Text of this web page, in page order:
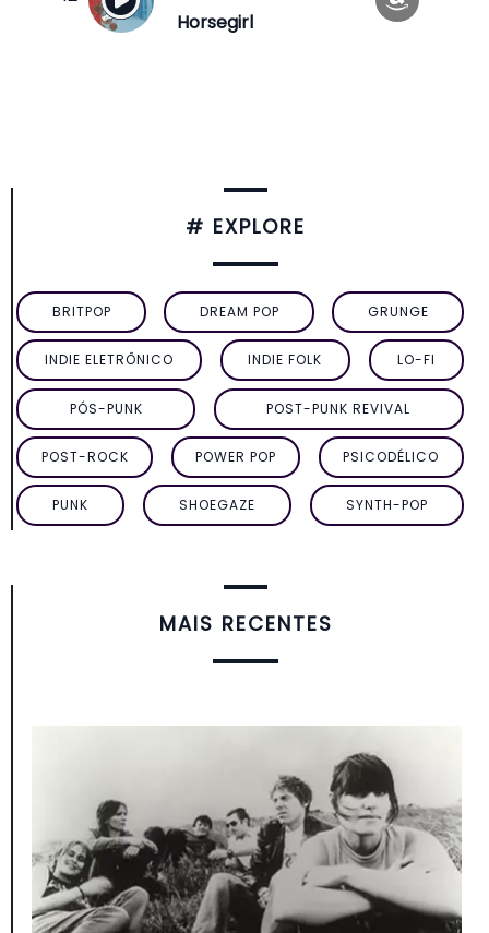
Horsegirl
# EXPLORE
BRITPOP DREAM POP GRUNGE
INDIE ELETRÔNICO INDIE FOLK LO-FI
PÓS-PUNK POST-PUNK REVIVAL
POST-ROCK POWER POP PSICODÉLICO
PUNK SHOEGAZE SYNTH-POP
MAIS RECENTES